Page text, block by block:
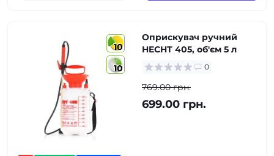
10
10
Оприскувач ручний
HECHT 405, об'єм 5 л
0
769.00 грн.
699.00 грн.